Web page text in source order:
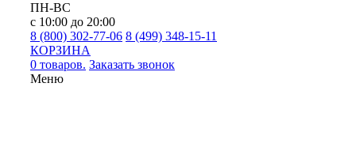
ПН-ВС
с 10:00 до 20:00
8 (800) 302-77-06 8 (499) 348-15-11
КОРЗИНА
0 товаров. Заказать звонок
Меню